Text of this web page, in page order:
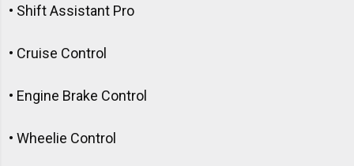
• Shift Assistant Pro
• Cruise Control
• Engine Brake Control
• Wheelie Control